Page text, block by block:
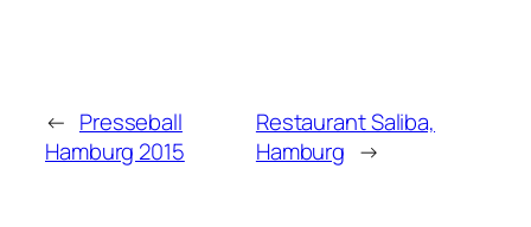
← Presseball
Hamburg 2015
Restaurant Saliba,
Hamburg →